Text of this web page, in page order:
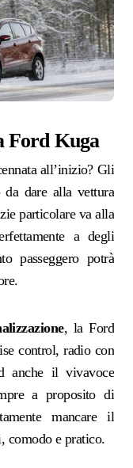
Ford Kuga
all’inizio? Gli
dare alla vettura
particolare va alla
a degli
passeggero potrà
, la Ford
control, radio con
anche il vivavoce
a proposito di
mancare il
comodo e pratico.